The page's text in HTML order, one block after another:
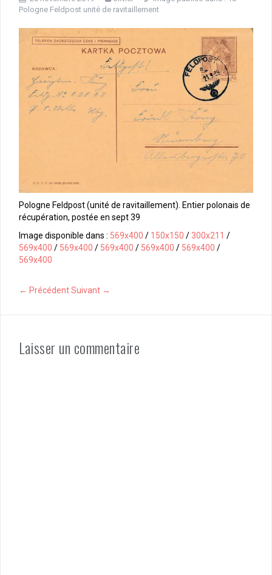
Pologne Feldpost unité de ravitaillement
Pologne Feldpost (unité de ravitaillement). Entier polonais de
récupération, postée en sept 39
Image disponible dans : 569x400 / 150x150 / 300x211 /
569x400 / 569x400 / 569x400 / 569x400 / 569x400 /
569x400
← PrécédentSuivant →
Laisser un commentaire